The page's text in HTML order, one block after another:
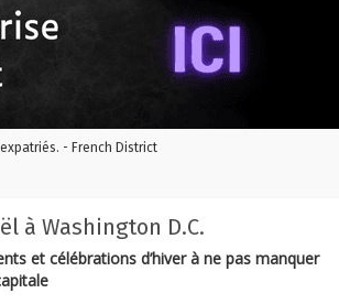
- French District
à Washington D.C.
et célébrations d’hiver à ne pas manquer